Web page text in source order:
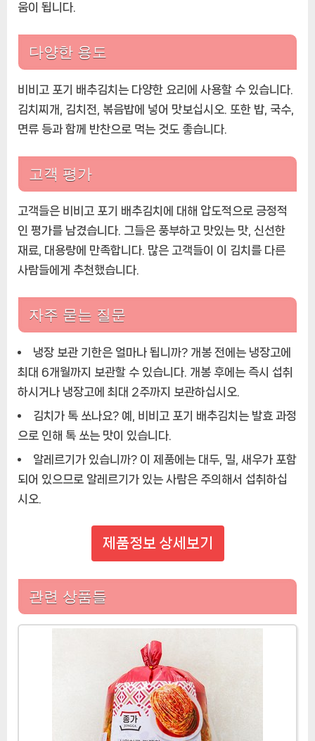
움이 됩니다.
다양한 용도
비비고 포기 배추김치는 다양한 요리에 사용할 수 있습니다.
김치찌개, 김치전, 볶음밥에 넣어 맛보십시오. 또한 밥, 국수,
면류 등과 함께 반찬으로 먹는 것도 좋습니다.
고객 평가
고객들은 비비고 포기 배추김치에 대해 압도적으로 긍정적
인 평가를 남겼습니다. 그들은 풍부하고 맛있는 맛, 신선한
재료, 대용량에 만족합니다. 많은 고객들이 이 김치를 다른
사람들에게 추천했습니다.
자주 묻는 질문
냉장 보관 기한은 얼마나 됩니까? 개봉 전에는 냉장고에
최대 6개월까지 보관할 수 있습니다. 개봉 후에는 즉시 섭취
하시거나 냉장고에 최대 2주까지 보관하십시오.
김치가 톡 쏘나요? 예, 비비고 포기 배추김치는 발효 과정
으로 인해 톡 쏘는 맛이 있습니다.
알레르기가 있습니까? 이 제품에는 대두, 밀, 새우가 포함
되어 있으므로 알레르기가 있는 사람은 주의해서 섭취하십
시오.
제품정보 상세보기
관련 상품들